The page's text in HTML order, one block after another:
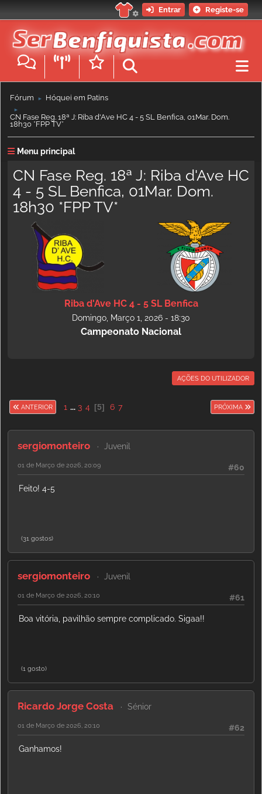
Entrar Registe-se
Fórum ► Hóquei em Patins
►
CN Fase Reg. 18ª J: Riba d'Ave HC 4 - 5 SL Benfica, 01Mar. Dom.
18h30 *FPP TV*
Menu principal
CN Fase Reg. 18ª J: Riba d'Ave HC
4 - 5 SL Benfica, 01Mar. Dom.
18h30 *FPP TV*
Riba d'Ave HC 4 - 5 SL Benfica
Domingo, Março 1, 2026 - 18:30
Campeonato Nacional
AÇÕES DO UTILIZADOR
ANTERIOR 1 ... 3 4 5 6 7 PRÓXIMA
sergiomonteiro Juvenil
#60
01 de Março de 2026, 20:09
Feito! 4-5
(31 gostos)
sergiomonteiro Juvenil
#61
01 de Março de 2026, 20:10
Boa vitória, pavilhão sempre complicado. Sigaa!!
(1 gosto)
Ricardo Jorge Costa Sénior
#62
01 de Março de 2026, 20:10
Ganhamos!